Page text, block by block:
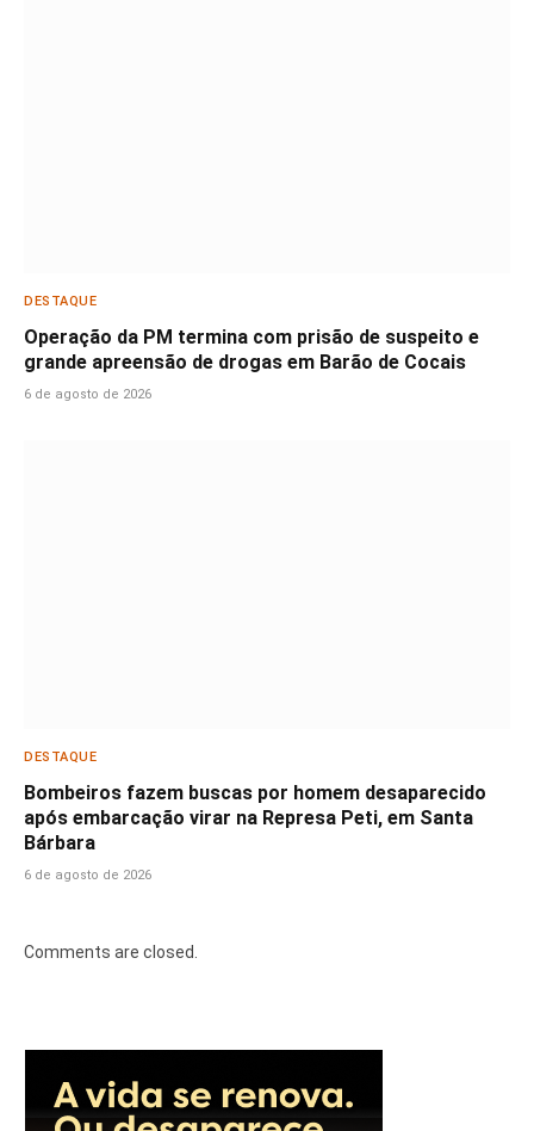
DESTAQUE
Operação da PM termina com prisão de suspeito e
grande apreensão de drogas em Barão de Cocais
6 de agosto de 2026
DESTAQUE
Bombeiros fazem buscas por homem desaparecido
após embarcação virar na Represa Peti, em Santa
Bárbara
6 de agosto de 2026
Comments are closed.